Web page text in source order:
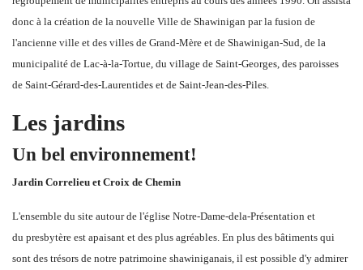
donc à la création de la nouvelle Ville de Shawinigan par la fusion de
l'ancienne ville et des villes de Grand-Mère et de Shawinigan-Sud, de la
municipalité de Lac-à-la-Tortue, du village de Saint-Georges, des paroisses
de Saint-Gérard-des-Laurentides et de Saint-Jean-des-Piles.
Les jardins
Un bel environnement!
Jardin Correlieu et Croix de Chemin
L'ensemble du site autour de l'église Notre-Dame-dela-Présentation et
du presbytère est apaisant et des plus agréables. En plus des bâtiments qui
sont des trésors de notre patrimoine shawiniganais, il est possible d'y admirer